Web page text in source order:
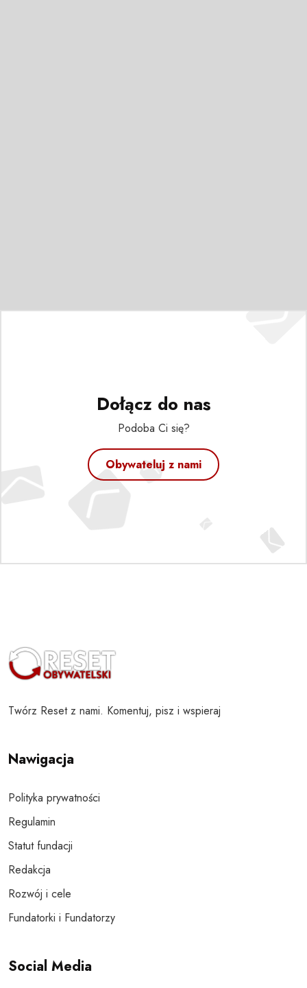
Dołącz do nas
Podoba Ci się?
Obywateluj z nami
Twórz Reset z nami. Komentuj, pisz i wspieraj
Nawigacja
Polityka prywatności
Regulamin
Statut fundacji
Redakcja
Rozwój i cele
Fundatorki i Fundatorzy
Social Media